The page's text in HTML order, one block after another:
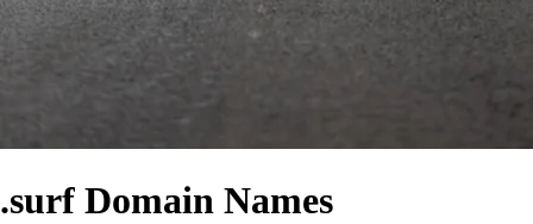
.surf Domain Names